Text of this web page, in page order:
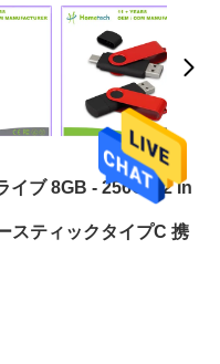
イブ 8GB - 256GB 2 In
スティックタイプC 携